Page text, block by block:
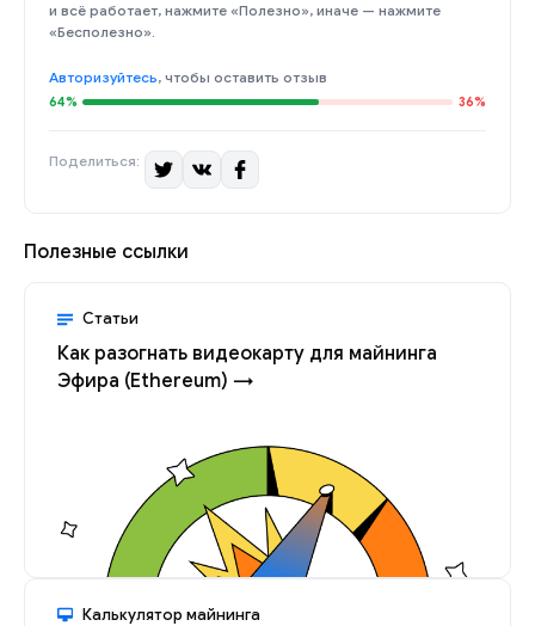
и всё работает, нажмите «Полезно», иначе — нажмите
«Бесполезно».
Авторизуйтесь, чтобы оставить отзыв
64% 36%
Поделиться:
Полезные ссылки
Статьи
Как разогнать видеокарту для майнинга
Эфира (Ethereum) →
Калькулятор майнинга